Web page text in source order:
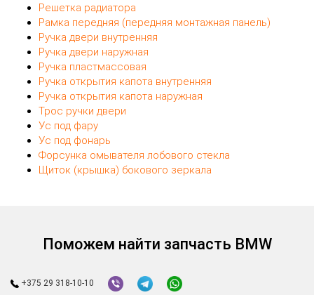
Решетка радиатора
Рамка передняя (передняя монтажная панель)
Ручка двери внутренняя
Ручка двери наружная
Ручка пластмассовая
Ручка открытия капота внутренняя
Ручка открытия капота наружная
Трос ручки двери
Ус под фару
Ус под фонарь
Форсунка омывателя лобового стекла
Щиток (крышка) бокового зеркала
Поможем найти запчасть BMW
+375 29 318-10-10